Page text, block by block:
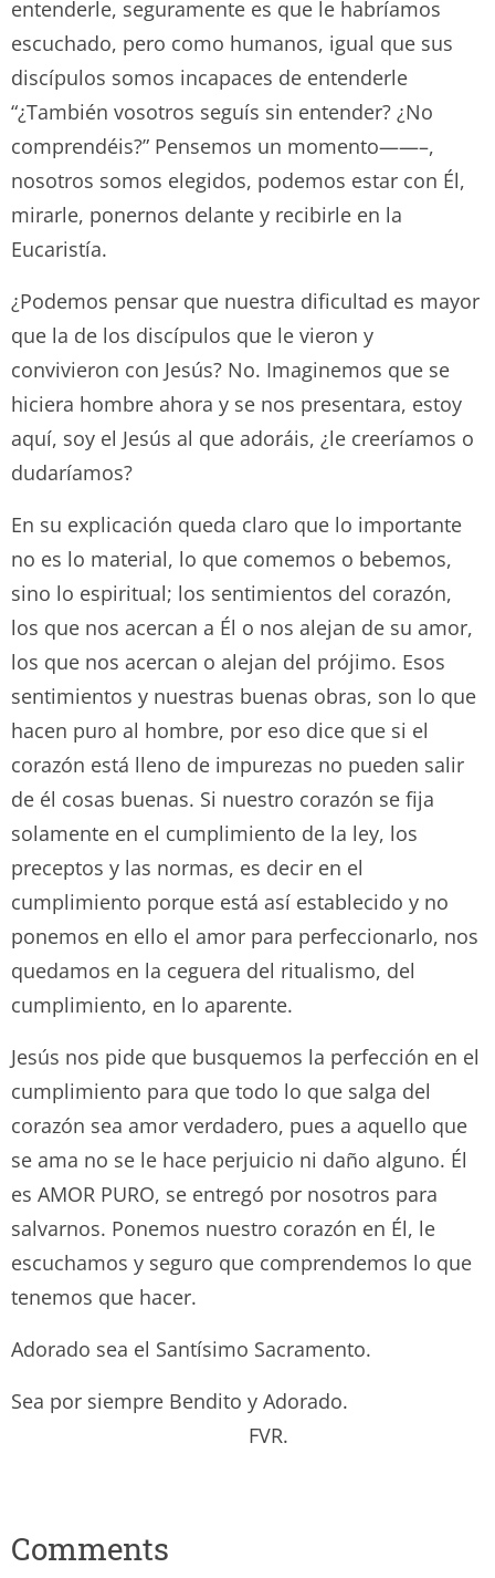
entenderle, seguramente es que le habríamos
escuchado, pero como humanos, igual que sus
discípulos somos incapaces de entenderle
“¿También vosotros seguís sin entender? ¿No
comprendéis?” Pensemos un momento——–,
nosotros somos elegidos, podemos estar con Él,
mirarle, ponernos delante y recibirle en la
Eucaristía.
¿Podemos pensar que nuestra dificultad es mayor
que la de los discípulos que le vieron y
convivieron con Jesús? No. Imaginemos que se
hiciera hombre ahora y se nos presentara, estoy
aquí, soy el Jesús al que adoráis, ¿le creeríamos o
dudaríamos?
En su explicación queda claro que lo importante
no es lo material, lo que comemos o bebemos,
sino lo espiritual; los sentimientos del corazón,
los que nos acercan a Él o nos alejan de su amor,
los que nos acercan o alejan del prójimo. Esos
sentimientos y nuestras buenas obras, son lo que
hacen puro al hombre, por eso dice que si el
corazón está lleno de impurezas no pueden salir
de él cosas buenas. Si nuestro corazón se fija
solamente en el cumplimiento de la ley, los
preceptos y las normas, es decir en el
cumplimiento porque está así establecido y no
ponemos en ello el amor para perfeccionarlo, nos
quedamos en la ceguera del ritualismo, del
cumplimiento, en lo aparente.
Jesús nos pide que busquemos la perfección en el
cumplimiento para que todo lo que salga del
corazón sea amor verdadero, pues a aquello que
se ama no se le hace perjuicio ni daño alguno. Él
es AMOR PURO, se entregó por nosotros para
salvarnos. Ponemos nuestro corazón en Él, le
escuchamos y seguro que comprendemos lo que
tenemos que hacer.
Adorado sea el Santísimo Sacramento.
Sea por siempre Bendito y Adorado.
FVR.
Comments